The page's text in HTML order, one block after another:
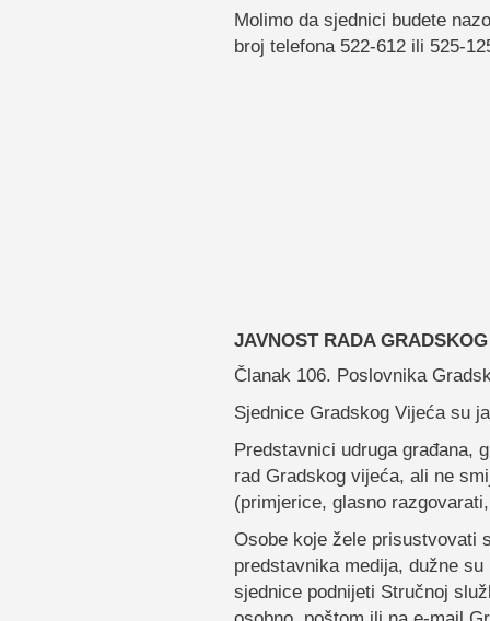
Molimo da sjednici budete
broj telefona 522-612 ili 525-
JAVNOST RADA
Članak 106. Poslovnika
Sjednice Gradskog Vijeća su
Predstavnici udruga građana,
rad Gradskog vijeća, ali ne
(primjerice, glasno
Osobe koje žele prisustvovati
predstavnika medija, dužne
sjednice podnijeti Stručnoj